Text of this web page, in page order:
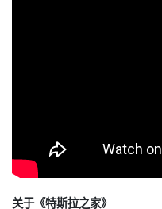
关于《特斯拉之家》